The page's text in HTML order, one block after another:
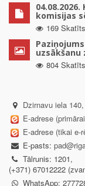
komisijas
169 Skatīts
uzsākšanu
804 Skatīts
Dzirnavu iela
E-adrese
E-adrese (tikai e-
E-pasts:
Tālrunis: 1201,
(+371) 67012222
WhatsApp: